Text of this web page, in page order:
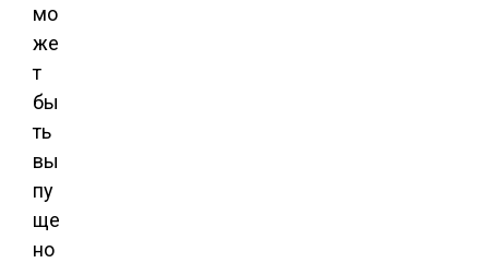
мо
же
т
бы
ть
вы
пу
ще
но